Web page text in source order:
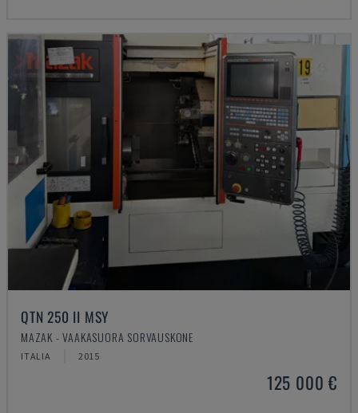
QTN 250 II MSY
MAZAK - VAAKASUORA SORVAUSKONE
ITALIA 2015
125 000 €